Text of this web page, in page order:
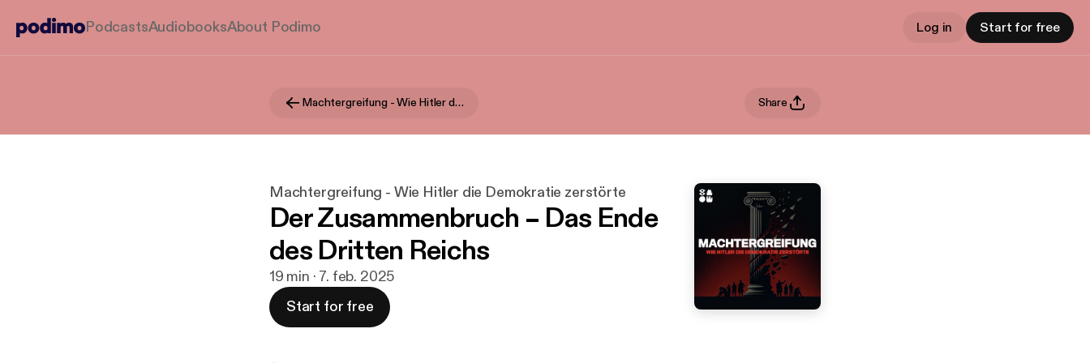
PodcastsAudiobooksAbout Podimo Log in Start for free
Machtergreifung - Wie Hitler die Demokratie zerstörte Share
Machtergreifung - Wie Hitler die Demokratie zerstörte
Der Zusammenbruch – Das Ende
des Dritten Reichs
19 min · 7. feb. 2025
Start for free